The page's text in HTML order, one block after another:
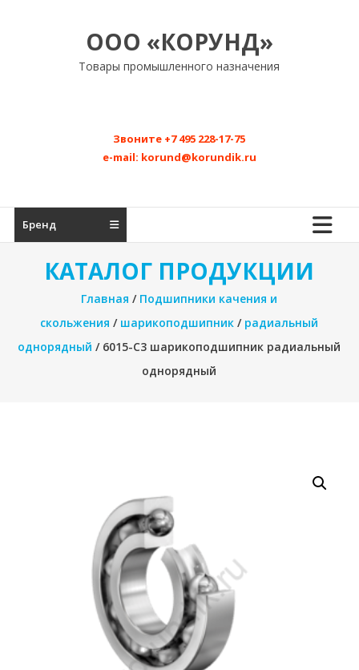
ООО «КОРУНД»
Товары промышленного назначения
Звоните +7 495 228-17-75
e-mail: korund@korundik.ru
Бренд
КАТАЛОГ ПРОДУКЦИИ
Главная / Подшипники качения и
скольжения / шарикоподшипник / радиальный
однорядный / 6015-C3 шарикоподшипник радиальный
однорядный